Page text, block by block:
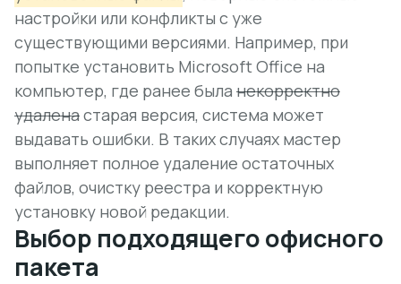
настройки или конфликты с уже
существующими версиями. Например, при
попытке установить Microsoft Office на
компьютер, где ранее была некорректно
удаленастарая версия, система может
выдавать ошибки. В таких случаях мастер
выполняет полное удаление остаточных
файлов, очистку реестра и корректную
установку новой редакции.
Выбор подходящего офисного
пакета